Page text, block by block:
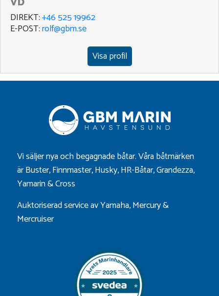
DIREKT:+46 525 19962
E-POST:rolf@gbm.se
Visa profil
Vi säljer nya och begagnade båtar. Våra båtmärken
ärBuster,Finnmaster,Husky,HR-Båtar,Grandezza,
Yamarin&Cross
Auktoriserad service av Yamaha, Mercury &
Mercruiser